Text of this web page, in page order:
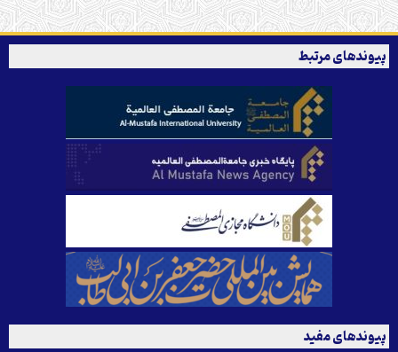
پیوندهای مرتبط
پیوندهای مفید